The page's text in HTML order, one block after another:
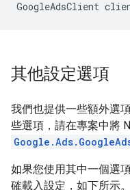
GoogleAdsClient
其他設定選項
我們也提供一些額外選
些選項，請在專案中將
如果您使用其中一個選
確載入設定，如下所示。